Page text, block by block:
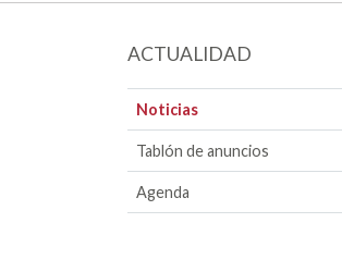
ACTUALIDAD
Noticias
Tablón de anuncios
Agenda